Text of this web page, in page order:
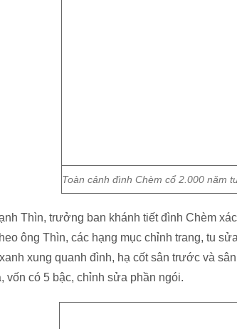
Toàn cảnh đình Chèm cổ 2.000 năm
Thìn, trưởng ban khánh tiết đình Chèm
ông Thìn, các hạng mục chỉnh trang, tu
xung quanh đình, hạ cốt sân trước và
vốn có 5 bậc, chỉnh sửa phần ngói.